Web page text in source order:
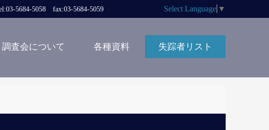
5684-5058 fax:03-5684-5059 Select Language ▼
調査会について 各種資料 失踪者リスト